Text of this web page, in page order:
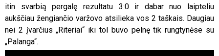
itin svarbią pergalę rezultatu 3:0 ir dabar nuo laipteliu
aukščiau žengiančio varžovo atsilieka vos 2 taškais. Daugiau
nei 2 įvarčius „Riteriai“ iki tol buvo pelnę tik rungtynėse su
„Palanga“.